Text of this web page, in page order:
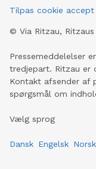
Tilpas cookie accept
© Via Ritzau,
Pressemeddelelser
tredjepart. Ritzau er
Kontakt afsender af
spørgsmål om
Vælg sprog
Dansk Engelsk Norsk